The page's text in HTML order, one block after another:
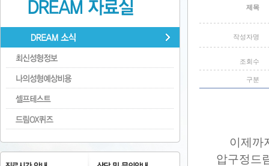
제목
작성자명
조회수
구분
이제까
압구정드